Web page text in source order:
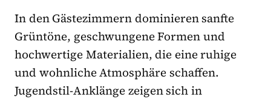
In den Gästezimmern dominieren sanfte
Grüntöne, geschwungene Formen und
hochwertige Materialien, die eine ruhige
und wohnliche Atmosphäre schaffen.
Jugendstil-Anklänge zeigen sich in